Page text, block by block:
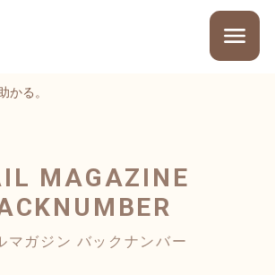
かる。
MAGAZINE
マガジン バックナンバー